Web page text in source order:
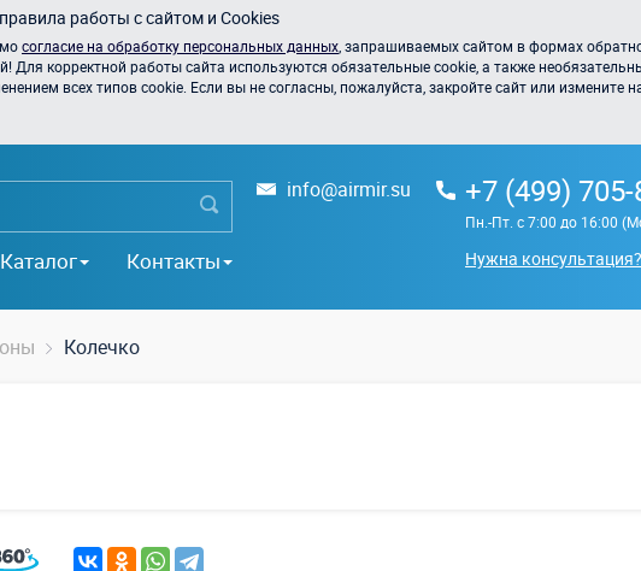
работы с сайтом и Cookies
согласие на обработку персональных данных , запрашиваемых сайтом в формах
Для корректной работы сайта используются обязательные cookie, а также
всех типов cookie. Если вы не согласны, пожалуйста, закройте сайт или измените
Каталог Контакты
info@airmir.su +7 (499) 705-
Пн.-Пт. с 7:00 до 16:00
Нужна консультация?
Колечко